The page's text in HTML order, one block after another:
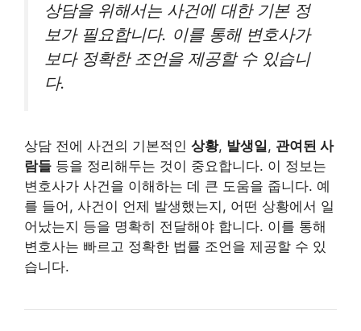
상담을 위해서는 사건에 대한 기본 정
보가 필요합니다. 이를 통해 변호사가
보다 정확한 조언을 제공할 수 있습니
다.
상담 전에 사건의 기본적인 상황, 발생일, 관여된 사
람들 등을 정리해두는 것이 중요합니다. 이 정보는
변호사가 사건을 이해하는 데 큰 도움을 줍니다. 예
를 들어, 사건이 언제 발생했는지, 어떤 상황에서 일
어났는지 등을 명확히 전달해야 합니다. 이를 통해
변호사는 빠르고 정확한 법률 조언을 제공할 수 있
습니다.